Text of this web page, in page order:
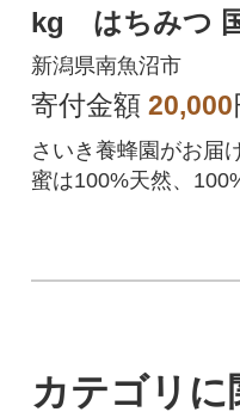
kg はちみつ
新潟県南魚沼市
寄付金額 20,000
さいき養蜂園がお届
蜜は100%天然、
カテゴリ